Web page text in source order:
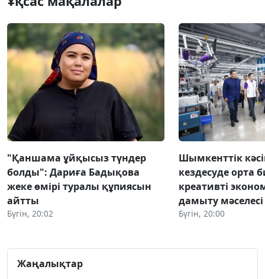
"Қаншама ұйқысыз түндер
болды": Дариға Бадықова
жеке өмірі туралы құпиясын
айтты
Бүгін, 20:02
Шымкенттік
кездесуде орта
креативті
дамыту
Бүгін, 20:00
Жаңалықтар